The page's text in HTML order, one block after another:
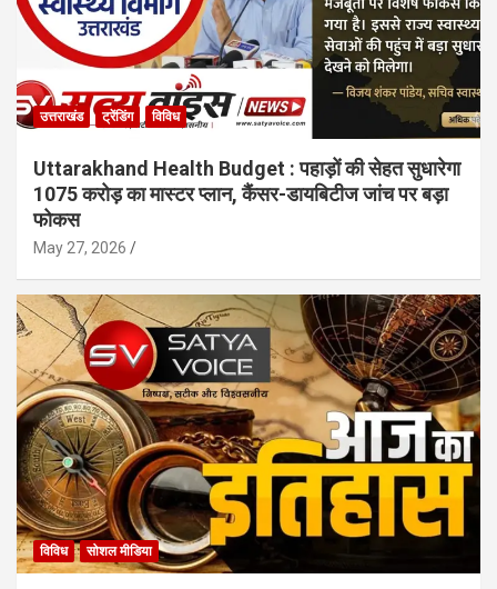
उत्तराखंड ट्रेंडिंग विविध
Uttarakhand Health Budget : पहाड़ों की सेहत सुधारेगा
1075 करोड़ का मास्टर प्लान, कैंसर-डायबिटीज जांच पर बड़ा
फोकस
May 27, 2026
विविध सोशल मीडिया